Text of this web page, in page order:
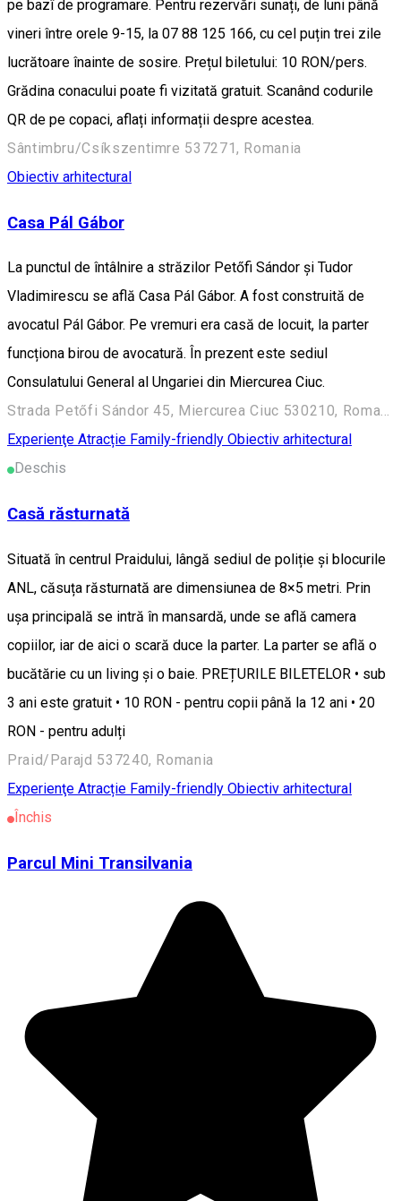
pe bazî de programare. Pentru rezervări sunați, de luni până
vineri între orele 9-15, la 07 88 125 166, cu cel puțin trei zile
lucrătoare înainte de sosire. Prețul biletului: 10 RON/pers.
Grădina conacului poate fi vizitată gratuit. Scanând codurile
QR de pe copaci, aflați informații despre acestea.
Sântimbru/Csíkszentimre 537271, Romania
Obiectiv arhitectural
Casa Pál Gábor
La punctul de întâlnire a străzilor Petőfi Sándor şi Tudor
Vladimirescu se află Casa Pál Gábor. A fost construită de
avocatul Pál Gábor. Pe vremuri era casă de locuit, la parter
funcționa birou de avocatură. În prezent este sediul
Consulatului General al Ungariei din Miercurea Ciuc.
Strada Petőfi Sándor 45, Miercurea Ciuc 530210, Romania
Experienţe Atracție Family-friendly Obiectiv arhitectural
Deschis
Casă răsturnată
Situată în centrul Praidului, lângă sediul de poliție și blocurile
ANL, căsuța răsturnată are dimensiunea de 8×5 metri. Prin
ușa principală se intră în mansardă, unde se află camera
copiilor, iar de aici o scară duce la parter. La parter se află o
bucătărie cu un living și o baie. PREȚURILE BILETELOR • sub
3 ani este gratuit • 10 RON - pentru copii până la 12 ani • 20
RON - pentru adulți
Praid/Parajd 537240, Romania
Experienţe Atracție Family-friendly Obiectiv arhitectural
Închis
Parcul Mini Transilvania